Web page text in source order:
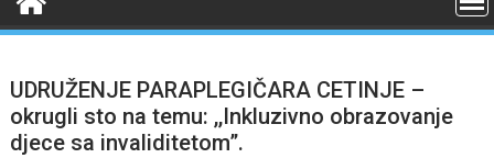
UDRUŽENJE PARAPLEGIČARA CETINJE –
okrugli sto na temu: ,,Inkluzivno obrazovanje
djece sa invaliditetom”.